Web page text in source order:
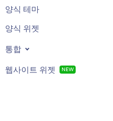
양식 테마
양식 위젯
통합
웹사이트 위젯 NEW